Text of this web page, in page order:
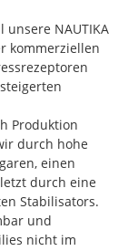
NAUTIKA
kommerziellen
Produktion
durch hohe
einen
durch eine
Stabilisators.
und
nicht im